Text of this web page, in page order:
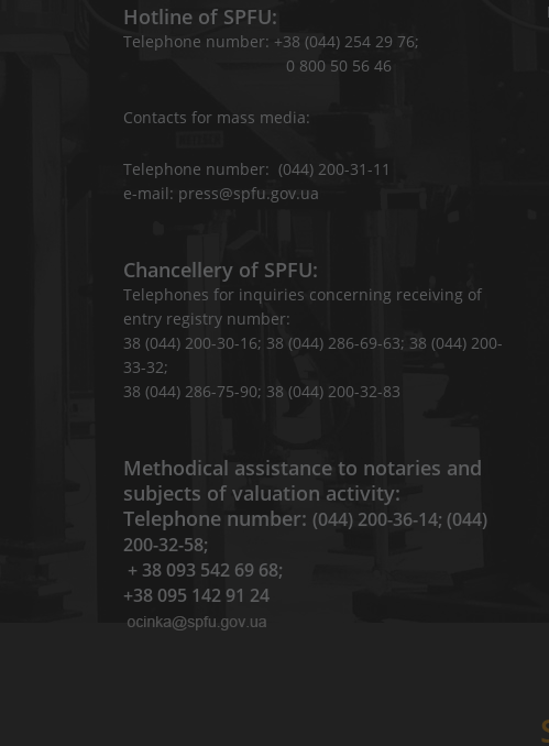
Hotline of SPFU:
Telephone number: +38 (044) 254 29 76;
0 800 50 56 46
Contacts for mass media:
Telephone number: (044) 200-31-11
e-mail: press@spfu.gov.ua
Chancellery of SPFU:
Telephones for inquiries concerning receiving of
entry registry number:
38 (044) 200-30-16; 38 (044) 286-69-63; 38 (044) 200-
33-32;
38 (044) 286-75-90; 38 (044) 200-32-83
Methodical assistance to notaries and
subjects of valuation activity:
Telephone number: (044) 200-36-14; (044)
200-32-58;
+ 38 093 542 69 68;
+38 095 142 91 24